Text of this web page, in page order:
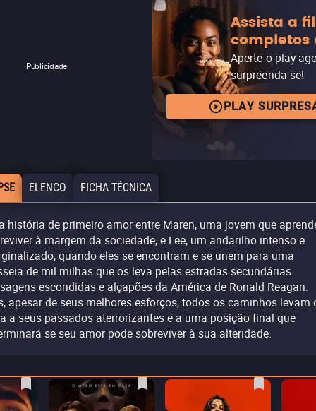
Publicidade
Assista a
completos
Aperte o play
surpreenda-se!
PLAY
ELENCO FICHA TÉCNICA
história de primeiro amor entre Maren, uma jovem que
à margem da sociedade, e Lee, um andarilho intenso e
quando eles se encontram e se unem para uma
de mil milhas que os leva pelas estradas secundárias.
escondidas e alçapões da América de Ronald Reagan.
apesar de seus melhores esforços, todos os caminhos levam
a seus passados ​​aterrorizantes e a uma posição final que
se seu amor pode sobreviver à sua alteridade.